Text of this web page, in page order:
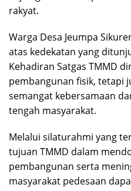
rakyat.
Warga Desa Jeumpa
atas kedekatan yang
Kehadiran Satgas TMMD
pembangunan fisik, tetapi
semangat kebersamaan
tengah masyarakat.
Melalui silaturahmi yang
tujuan TMMD dalam
pembangunan serta
masyarakat pedesaan